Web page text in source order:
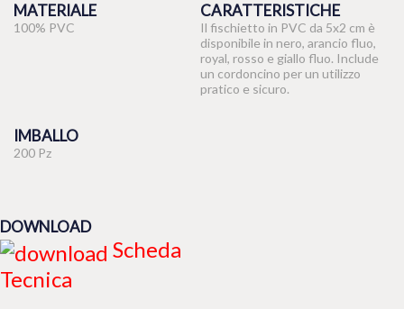
MATERIALE
100% PVC
CARATTERISTICHE
Il fischietto in PVC da 5x2 cm è
disponibile in nero, arancio fluo,
royal, rosso e giallo fluo. Include
un cordoncino per un utilizzo
pratico e sicuro.
IMBALLO
200 Pz
DOWNLOAD
Scheda
Tecnica